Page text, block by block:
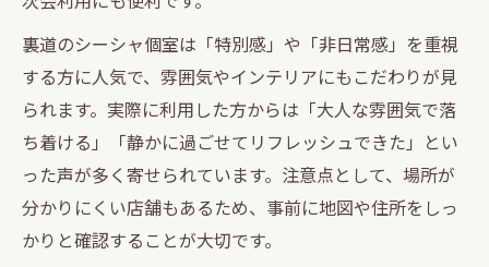
裏道のシーシャ個室は「特別感」や「非日常感」を重視
する方に人気で、雰囲気やインテリアにもこだわりが見
られます。実際に利用した方からは「大人な雰囲気で落
ち着ける」「静かに過ごせてリフレッシュできた」とい
った声が多く寄せられています。注意点として、場所が
分かりにくい店舗もあるため、事前に地図や住所をしっ
かりと確認することが大切です。